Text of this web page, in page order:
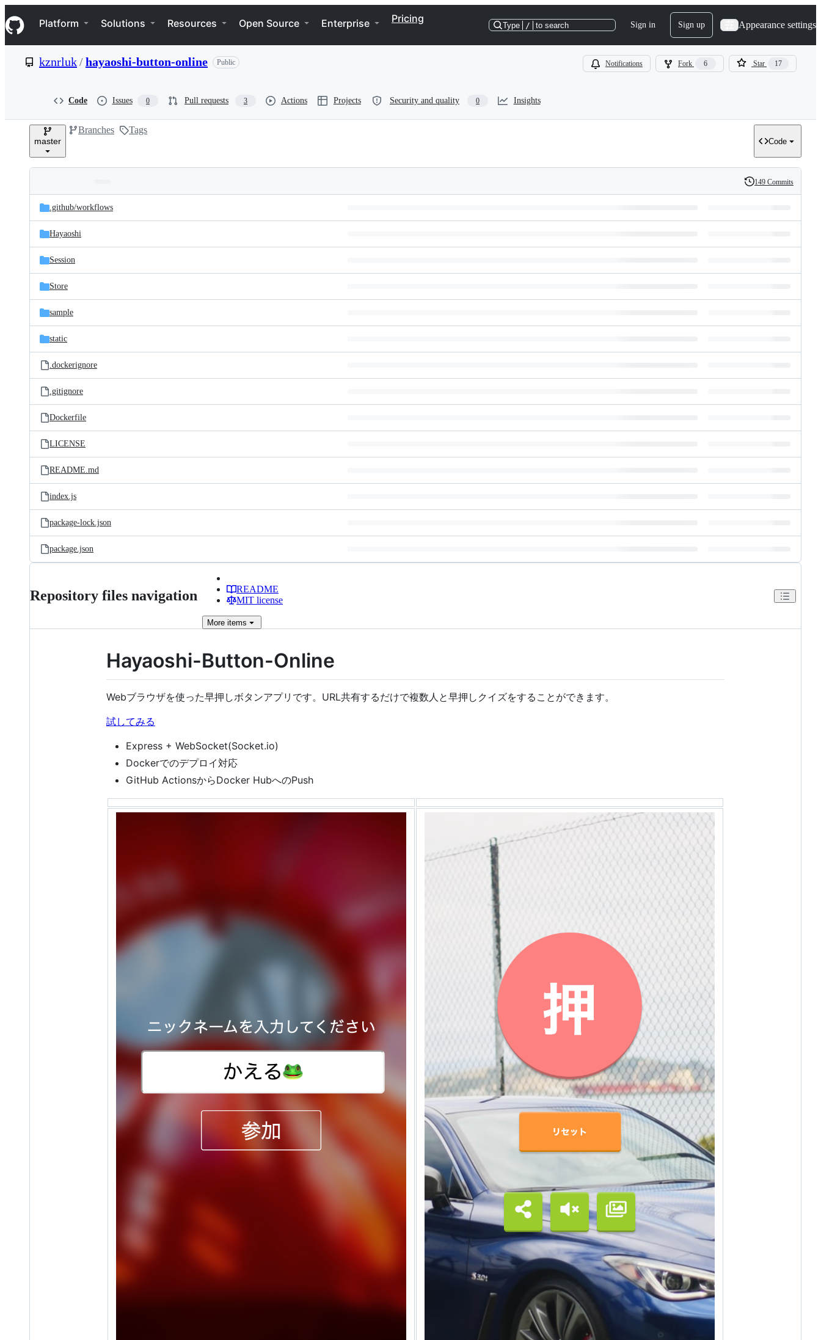
k
i
p
e
Navigation Menu
Platform Solutions Resources Open Source Enterprise Pricing
Type / to search Sign in Sign up Appearance settings
kznrluk/hayaoshi-button-online Public Notifications Fork 6 Star 17
Code Issues 0 Pull requests 3 Actions Projects Security and quality 0 Insights
master
Branches Tags
Code
and
files
Latest
commit
History
149 Commits
.github/workflows
Hayaoshi
Session
Store
sample
static
.dockerignore
.gitignore
Dockerfile
LICENSE
README.md
index.js
package-lock.json
package.json
Repository files navigation
README
MIT license
More items
Hayaoshi-Button-Online
Webブラウザを使った早押しボタンアプリです。URL共有するだけで複数人と早押しクイズをすることができます。
試してみる
Express + WebSocket(Socket.io)
Dockerでのデプロイ対応
GitHub ActionsからDocker HubへのPush